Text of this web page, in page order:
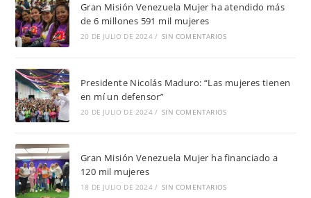
Gran Misión Venezuela Mujer ha atendido más
de 6 millones 591 mil mujeres
20 DE JULIO DE 2024 / SIN COMENTARIOS
Presidente Nicolás Maduro: “Las mujeres tienen
en mí un defensor”
20 DE JULIO DE 2024 / SIN COMENTARIOS
Gran Misión Venezuela Mujer ha financiado a
120 mil mujeres
18 DE JULIO DE 2024 / SIN COMENTARIOS